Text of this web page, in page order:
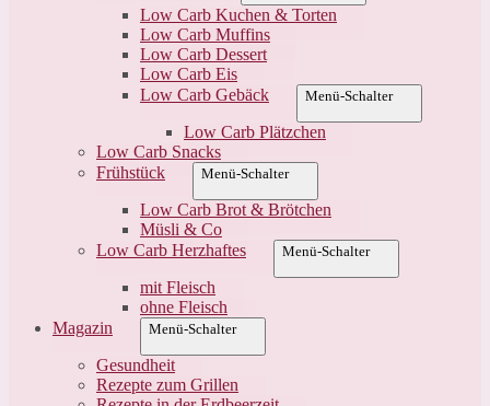
Low Carb Kuchen & Torten
Low Carb Muffins
Low Carb Dessert
Low Carb Eis
Low Carb Gebäck
Menü-Schalter
Low Carb Plätzchen
Low Carb Snacks
Frühstück
Menü-Schalter
Low Carb Brot & Brötchen
Müsli & Co
Low Carb Herzhaftes
Menü-Schalter
mit Fleisch
ohne Fleisch
Magazin
Menü-Schalter
Gesundheit
Rezepte zum Grillen